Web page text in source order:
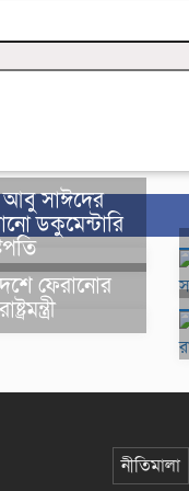
আবু সাঈদের
ডকুমেন্টারি
ফেরানোর
নীতিমালা